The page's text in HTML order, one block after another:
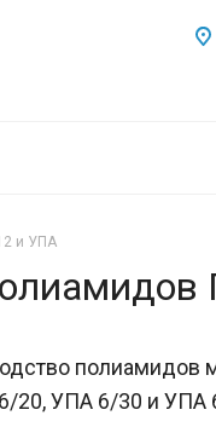
и УПА
полиамидов
20, УПА 6/30 и УПА